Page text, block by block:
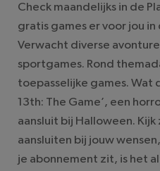
Check maandelijks in de
gratis games er voor jou
Verwacht diverse
sportgames. Rond
toepasselijke games. Wat
13th: The Game’, een
aansluit bij Halloween.
aansluiten bij jouw
je abonnement zit, is het